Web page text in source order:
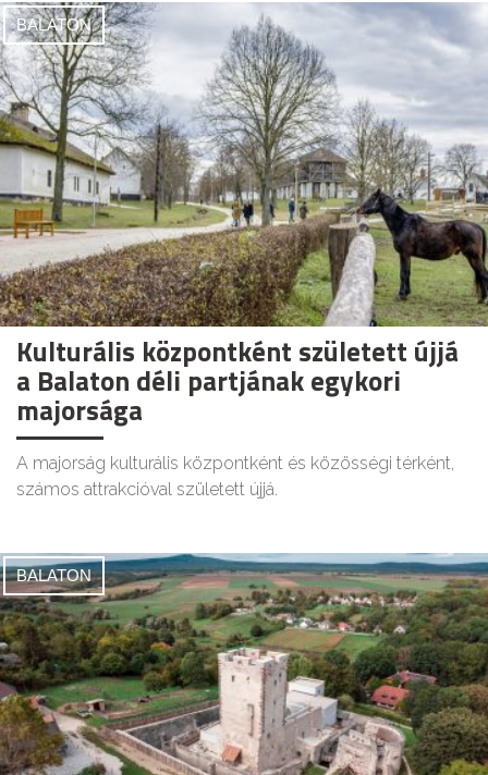
BALATON
Kulturális központként született újjá
a Balaton déli partjának egykori
majorsága
A majorság kulturális központként és közösségi térként,
számos attrakcióval született újjá.
BALATON